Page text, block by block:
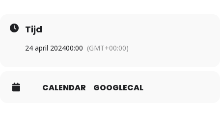
Tijd
24 april 202400:00 (GMT+00:00)
CALENDAR GOOGLECAL